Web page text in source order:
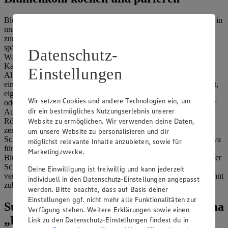
Blumenkohl lässt sich auch zu Püree verarbeiten, so zum Beispiel in
unserem
zunächst gegart. In einzelne Röschen zerteilt, fällt das Stampfen
später leichter. Geben Sie etwas Milch, Butter und Gewürze nach
Wahl dazu. Jetzt kann man den Kohl entweder mit einem
Kartoffelstampfer zerdrücken und wie Kartoffelpüree servieren.
Alternativ zerkleinert man die Zutaten mit einem Pürierstab oder
einer Küchenmaschine. Haben Sie alles auf diese Weise zubereitet,
eignet sich der Blumenkohl besonders gut als Grundlage für Dips
oder Suppen. Schließlich schmeckt Blumenkohl auch als Zutat für
Aufläufe oder Gratins. Dazu teilen Sie den Kopf in einzelne
Röschen und dünsten ihn kurz mit gewürfelten Zwiebeln in
zerlassener Butter an. Dann etwa 100 ml Wasser und 200 ml
Schlagsahne zugegeben, die Mischung aufkochen und danach etwa
fünf Minuten lang zugedeckt köcheln lassen. Diese
Blumenkohlbasis können Sie jetzt etwa mit Kassler, Kartoffeln oder
Schinken in einer Auflaufform zu einem Auflauf oder Gratin
vervollständigen. Sie können Kohl und Soße natürlich auch getrennt
zubereiten: Unser Rezept für
Blumenkohlsoße zeigt, wie es geht.
Suche weitere Tipps & Tricks zum Thema
„Kochen“
Datenschutz-
Einstellungen
Wir setzen Cookies und andere Technologien ein, um
dir ein bestmögliches Nutzungserlebnis unserer
Website zu ermöglichen. Wir verwenden deine Daten,
um unsere Website zu personalisieren und dir
möglichst relevante Inhalte anzubieten, sowie für
Marketingzwecke.
Deine Einwilligung ist freiwillig und kann jederzeit
individuell in den Datenschutz-Einstellungen angepasst
werden. Bitte beachte, dass auf Basis deiner
Einstellungen ggf. nicht mehr alle Funktionalitäten zur
Verfügung stehen. Weitere Erklärungen sowie einen
Link zu den Datenschutz-Einstellungen findest du in